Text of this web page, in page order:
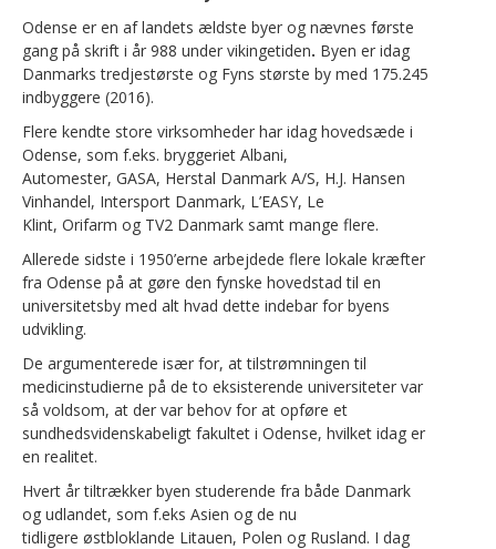
Odense er en af landets ældste byer og nævnes første
gang på skrift i år 988 under vikingetiden. Byen er idag
Danmarks tredjestørste og Fyns største by med 175.245
indbyggere (2016).
Flere kendte store virksomheder har idag hovedsæde i
Odense, som f.eks. bryggeriet Albani,
Automester, GASA, Herstal Danmark A/S, H.J. Hansen
Vinhandel, Intersport Danmark, L’EASY, Le
Klint, Orifarm og TV2 Danmark samt mange flere.
Allerede sidste i 1950’erne arbejdede flere lokale kræfter
fra Odense på at gøre den fynske hovedstad til en
universitetsby med alt hvad dette indebar for byens
udvikling.
De argumenterede især for, at tilstrømningen til
medicinstudierne på de to eksisterende universiteter var
så voldsom, at der var behov for at opføre et
sundhedsvidenskabeligt fakultet i Odense, hvilket idag er
en realitet.
Hvert år tiltrækker byen studerende fra både Danmark
og udlandet, som f.eks Asien og de nu
tidligere østbloklande Litauen, Polen og Rusland. I dag